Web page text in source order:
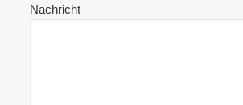
Nachricht